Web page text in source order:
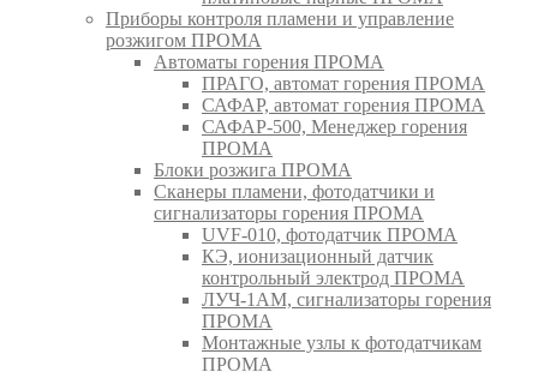
Приборы контроля пламени и управление
розжигом ПРОМА
Автоматы горения ПРОМА
ПРАГО, автомат горения ПРОМА
САФАР, автомат горения ПРОМА
САФАР-500, Менеджер горения
ПРОМА
Блоки розжига ПРОМА
Сканеры пламени, фотодатчики и
сигнализаторы горения ПРОМА
UVF-010, фотодатчик ПРОМА
КЭ, ионизационный датчик
контрольный электрод ПРОМА
ЛУЧ-1АМ, сигнализаторы горения
ПРОМА
Монтажные узлы к фотодатчикам
ПРОМА